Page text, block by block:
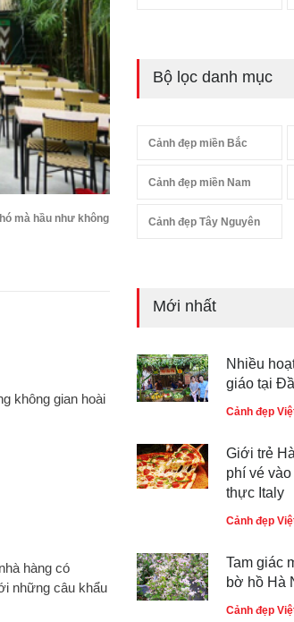
mà hầu như không
không gian hoài
hàng có
những câu khẩu
Bộ lọc danh mục
Cảnh đẹp miền Bắc
Cảnh đẹp miền Nam
Cảnh đẹp Tây Nguyên
Mới nhất
Nhiều
giáo tại
Cảnh đẹp
Giới trẻ
phí vé
thực Italy
Cảnh đẹp
Tam giác
bờ hồ Hà
Cảnh đẹp